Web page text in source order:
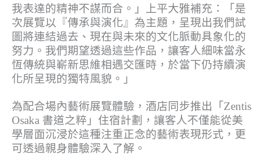
我表達的精神不謀而合。」上平大雅補充：「是
次展覽以『傳承與演化』為主題，呈現出我們試
圖將連結過去、現在與未來的文化脈動具象化的
努力。我們期望透過這些作品，讓客人細味當永
恆傳統與嶄新思維相遇交匯時，於當下仍持續演
化所呈現的獨特風貌。」
為配合場內藝術展覽體驗，酒店同步推出「Zentis
Osaka 書道之粹」住宿計劃，讓客人不僅能從美
學層面沉浸於這種注重正念的藝術表現形式，更
可透過親身體驗深入了解。